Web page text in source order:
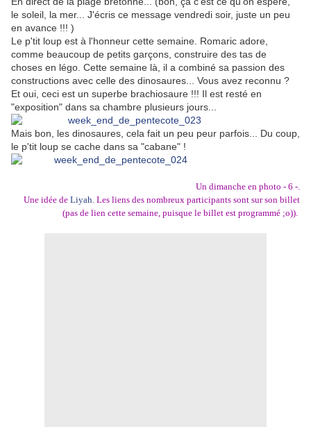
le soleil, la mer... J'écris ce message vendredi soir, juste un peu
en avance !!! )
Le p'tit loup est à l'honneur cette semaine. Romaric adore,
comme beaucoup de petits garçons, construire des tas de
choses en légo. Cette semaine là, il a combiné sa passion des
constructions avec celle des dinosaures... Vous avez reconnu ?
Et oui, ceci est un superbe brachiosaure !!! Il est resté en
"exposition" dans sa chambre plusieurs jours...
Mais bon, les dinosaures, cela fait un peu peur parfois... Du coup,
le p'tit loup se cache dans sa "cabane" !
Un dimanche en photo - 6 -.
Une idée de Liyah. Les liens des nombreux participants sont sur son billet
(pas de lien cette semaine, puisque le billet est programmé ;o)).